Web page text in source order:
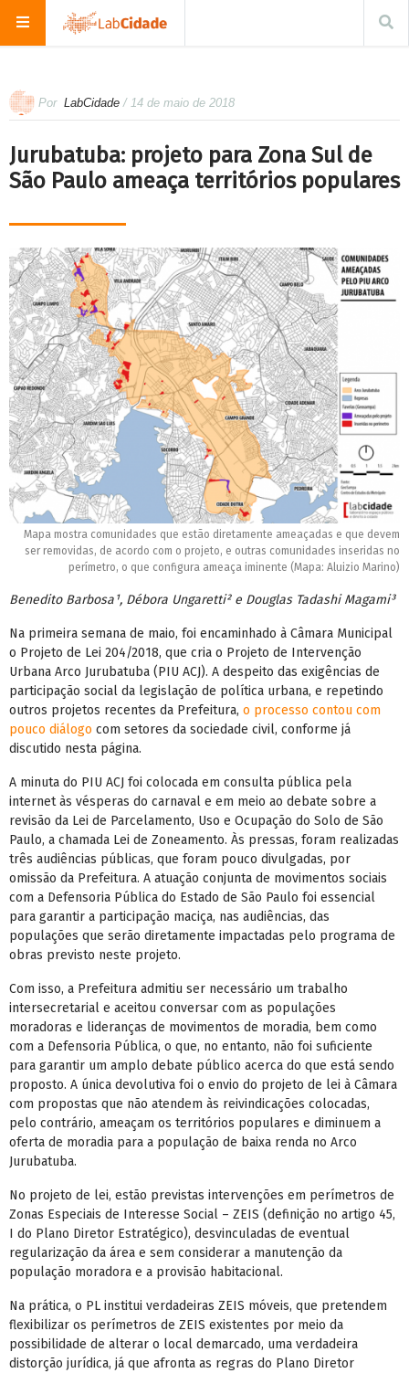
Por LabCidade / 14 de maio de 2018
Jurubatuba: projeto para Zona Sul de
São Paulo ameaça territórios populares
Mapa mostra comunidades que estão diretamente ameaçadas e que devem
ser removidas, de acordo com o projeto, e outras comunidades inseridas no
perímetro, o que configura ameaça iminente (Mapa: Aluizio Marino)
Benedito Barbosa¹, Débora Ungaretti² e Douglas Tadashi Magami³
Na primeira semana de maio, foi encaminhado à Câmara Municipal
o Projeto de Lei 204/2018, que cria o Projeto de Intervenção
Urbana Arco Jurubatuba (PIU ACJ). A despeito das exigências de
participação social da legislação de política urbana, e repetindo
outros projetos recentes da Prefeitura, o processo contou com
pouco diálogo com setores da sociedade civil, conforme já
discutido nesta página.
A minuta do PIU ACJ foi colocada em consulta pública pela
internet às vésperas do carnaval e em meio ao debate sobre a
revisão da Lei de Parcelamento, Uso e Ocupação do Solo de São
Paulo, a chamada Lei de Zoneamento. Às pressas, foram realizadas
três audiências públicas, que foram pouco divulgadas, por
omissão da Prefeitura. A atuação conjunta de movimentos sociais
com a Defensoria Pública do Estado de São Paulo foi essencial
para garantir a participação maciça, nas audiências, das
populações que serão diretamente impactadas pelo programa de
obras previsto neste projeto.
Com isso, a Prefeitura admitiu ser necessário um trabalho
intersecretarial e aceitou conversar com as populações
moradoras e lideranças de movimentos de moradia, bem como
com a Defensoria Pública, o que, no entanto, não foi suficiente
para garantir um amplo debate público acerca do que está sendo
proposto. A única devolutiva foi o envio do projeto de lei à Câmara
com propostas que não atendem às reivindicações colocadas,
pelo contrário, ameaçam os territórios populares e diminuem a
oferta de moradia para a população de baixa renda no Arco
Jurubatuba.
No projeto de lei, estão previstas intervenções em perímetros de
Zonas Especiais de Interesse Social – ZEIS (definição no artigo 45,
I do Plano Diretor Estratégico), desvinculadas de eventual
regularização da área e sem considerar a manutenção da
população moradora e a provisão habitacional.
Na prática, o PL institui verdadeiras ZEIS móveis, que pretendem
flexibilizar os perímetros de ZEIS existentes por meio da
possibilidade de alterar o local demarcado, uma verdadeira
distorção jurídica, já que afronta as regras do Plano Diretor